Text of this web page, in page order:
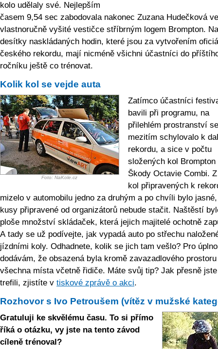
kolo udělaly své. Nejlepším
časem 9,54 sec zabodovala nakonec Zuzana Hudečková ve
vlastnoručně vyšité vestičce stříbrným logem Brompton. Na
desítky naskládaných hodin, které jsou za vytvořením
českého rekordu, mají nicméně všichni účastníci do
ročníku ještě co trénovat.
Kolik kol se vejde auta
Foto: NaKole.cz
Zatímco účastníci
bavili při programu, na
přilehlém prostranství se
mezitím schylovalo k
rekordu, a sice v počtu
složených kol Brompton
Škody Octavie Combi.
kol připravených k
mizelo v automobilu jedno za druhým a po chvíli bylo
kusy připravené od organizátorů nebude stačit. Naštěstí
ploše množství skládaček, která jejich majitelé ochotně
A tady se už podívejte, jak vypadá auto po střechu
jízdními koly. Odhadnete, kolik se jich tam vešlo? Pro
dodávám, že obsazená byla kromě zavazadlového prostoru
všechna místa včetně řidiče. Máte svůj tip? Jak přesně
trefili, zjistíte v tiskové zprávě o akci.
Rozhovor s Ivo Petroušem (vítěz v mužské
Gratuluji ke skvělému času. To si přímo
říká o otázku, vy jste na tento závod
cíleně trénoval?